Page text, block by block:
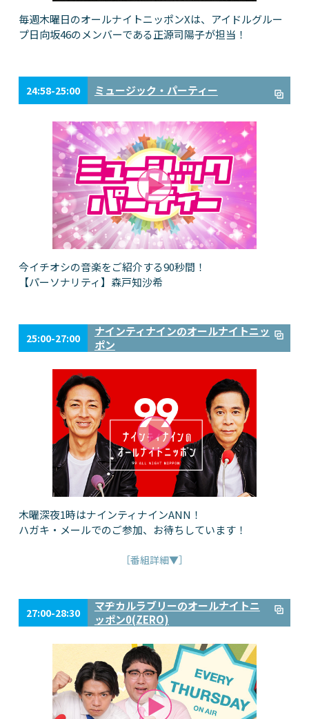
毎週木曜日のオールナイトニッポンXは、アイドルグルー
プ日向坂46のメンバーである正源司陽子が担当！
24:58-25:00 ミュージック・パーティー
今イチオシの音楽をご紹介する90秒間！
【パーソナリティ】森戸知沙希
25:00-27:00
ナインティナインのオールナイトニッ
ポン
木曜深夜1時はナインティナインANN！
ハガキ・メールでのご参加、お待ちしています！
［番組詳細▼］
27:00-28:30
マヂカルラブリーのオールナイトニ
ッポン0(ZERO)